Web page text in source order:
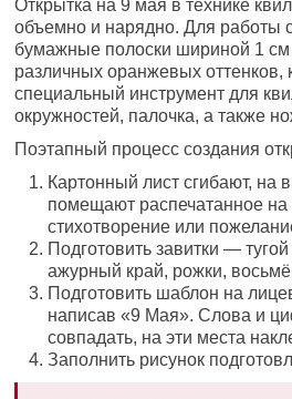
Открытка на 9 мая в технике
объемно и нарядно. Для работы
бумажные полоски шириной 1 см
различных оранжевых оттенков,
специальный инструмент для
окружностей, палочка, а также
Поэтапный процесс создания
Картонный лист сгибают, на
помещают распечатанное на
стихотворение или
Подготовить завитки —
ажурный край, рожки,
Подготовить шаблон на
написав «9 Мая». Слова и
совпадать, на эти места
Заполнить рисунок